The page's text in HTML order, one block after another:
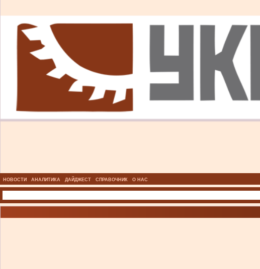
НОВОСТИ АНАЛИТИКА ДАЙДЖЕСТ СПРАВОЧНИК О НАС